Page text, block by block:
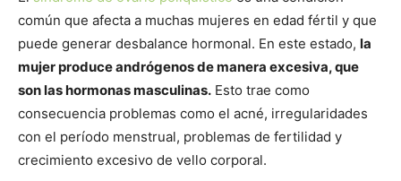
común que afecta a muchas mujeres en edad fértil y que
puede generar desbalance hormonal. En este estado, la
mujer produce andrógenos de manera excesiva, que
son las hormonas masculinas. Esto trae como
consecuencia problemas como el acné, irregularidades
con el período menstrual, problemas de fertilidad y
crecimiento excesivo de vello corporal.